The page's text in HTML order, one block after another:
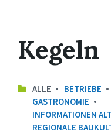
Kegeln
ALLE BETRIEBE
GASTRONOMIE
INFORMATIONEN
REGIONALE